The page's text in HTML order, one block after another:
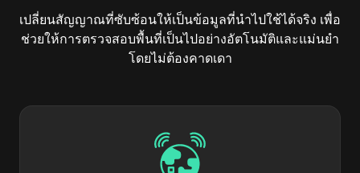
เปลี่ยนสัญญาณที่ซับซ้อนให้เป็นข้อมูลที่นำไปใช้ได้จริง เพื่อ
ช่วยให้การตรวจสอบพื้นที่เป็นไปอย่างอัตโนมัติและแม่นยำ
โดยไม่ต้องคาดเดา